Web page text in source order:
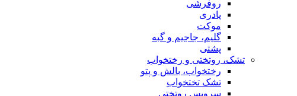
روفرشی
پادری
موکت
گلیم، جاجیم و گبه
پشتی
تشک، روتختی و رختخواب
رختخواب، بالش و پتو
تشک تختخواب
سرویس روتختی